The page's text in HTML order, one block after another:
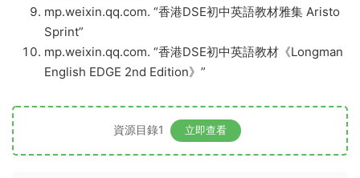
mp.weixin.qq.com. “香港DSE初中英語教材雅集 Aristo
Sprint”
mp.weixin.qq.com. “香港DSE初中英語教材《Longman
English EDGE 2nd Edition》”
資源目錄1 立即查看